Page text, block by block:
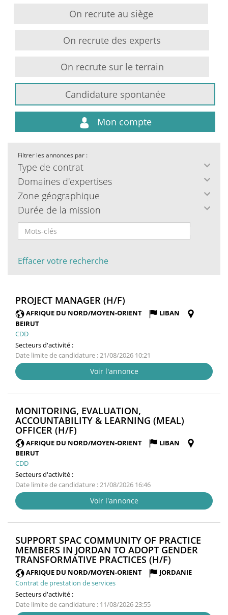
On recrute au siège
On recrute des experts
On recrute sur le terrain
Candidature spontanée
Mon compte
Filtrer les annonces par :
Type de contrat
Domaines d'expertises
Zone géographique
Durée de la mission
Effacer votre recherche
PROJECT MANAGER (H/F)
FENÊTRE)
AFRIQUE DU NORD/MOYEN-ORIENT
LIBAN
BEIRUT
CDD
Secteurs d'activité :
Date limite de candidature : 21/08/2026 10:21
Voir l'annonce
MONITORING, EVALUATION,
ACCOUNTABILITY & LEARNING (MEAL)
OFFICER (H/F)
FENÊTRE)
AFRIQUE DU NORD/MOYEN-ORIENT
LIBAN
BEIRUT
CDD
Secteurs d'activité :
Date limite de candidature : 21/08/2026 16:46
Voir l'annonce
SUPPORT SPAC COMMUNITY OF PRACTICE
MEMBERS IN JORDAN TO ADOPT GENDER
TRANSFORMATIVE PRACTICES (H/F)
FENÊTRE)
AFRIQUE DU NORD/MOYEN-ORIENT
JORDANIE
Contrat de prestation de services
Secteurs d'activité :
Date limite de candidature : 11/08/2026 23:55